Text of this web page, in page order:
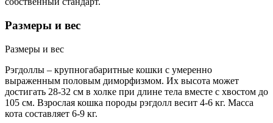
Размеры и вес
Размеры и вес
Рэгдоллы – крупногабаритные кошки с умеренно
выраженным половым диморфизмом. Их высота может
достигать 28-32 см в холке при длине тела вместе с хвостом до
105 см. Взрослая кошка породы рэгдолл весит 4-6 кг. Масса
кота составляет 6-9 кг.